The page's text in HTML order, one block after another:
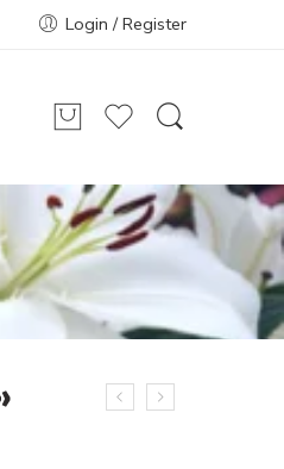
Login / Register